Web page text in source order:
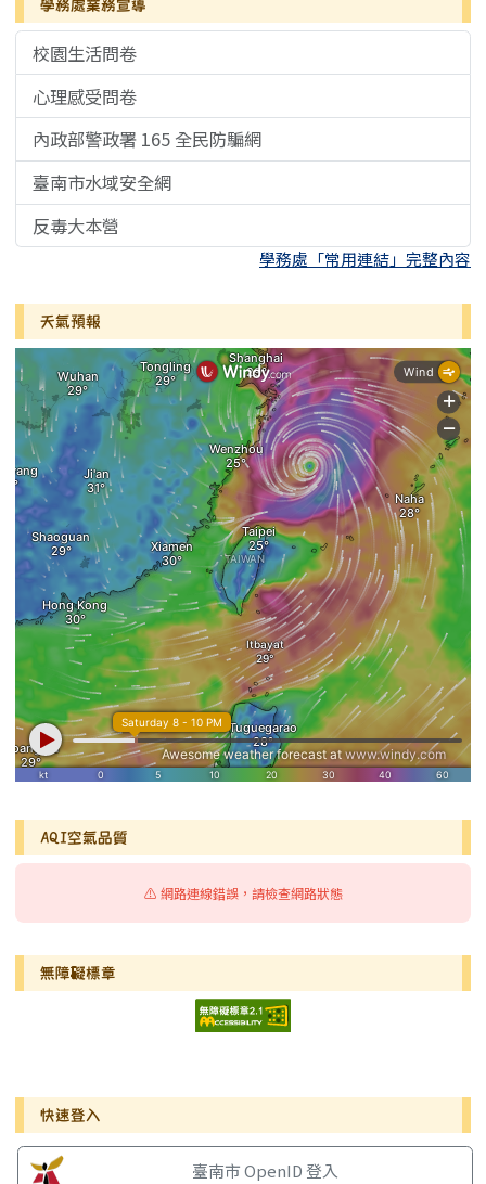
學務處業務宣導
校園生活問卷
心理感受問卷
內政部警政署 165 全民防騙網
臺南市水域安全網
反毒大本營
學務處「常用連結」完整內容
天氣預報
AQI空氣品質
⚠️ 網路連線錯誤，請檢查網路狀態
無障礙標章
右邊區域內容
快速登入
臺南市 OpenID 登入